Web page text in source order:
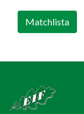
Matchlista